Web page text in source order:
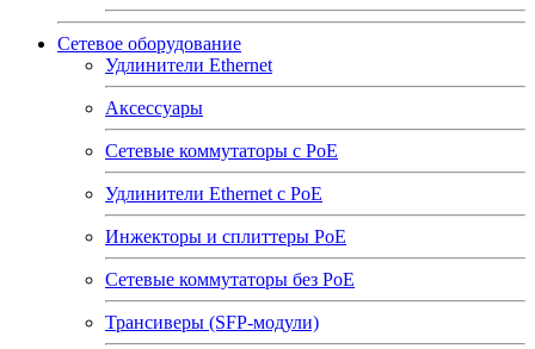
Сетевое оборудование
Удлинители Ethernet
Аксессуары
Сетевые коммутаторы с РоЕ
Удлинители Ethernet с PoE
Инжекторы и сплиттеры РоЕ
Сетевые коммутаторы без РоЕ
Трансиверы (SFP-модули)